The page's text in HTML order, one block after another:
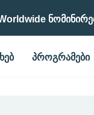
ᲞᲠᲝᲒᲠᲐᲛᲔᲑᲘ